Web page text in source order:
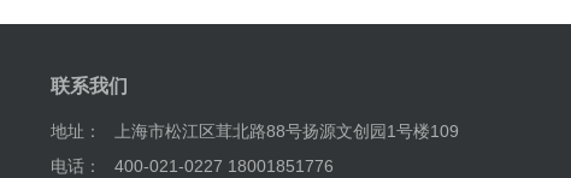
联系我们
地址：
上海市松江区茸北路88号扬源文创园1号楼109
电话：
400-021-0227 18001851776